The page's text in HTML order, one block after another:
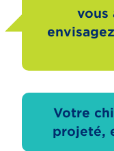
vous
Votre
projeté,